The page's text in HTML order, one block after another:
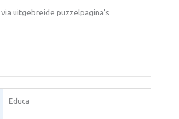
uitgebreide puzzelpagina’s
Educa